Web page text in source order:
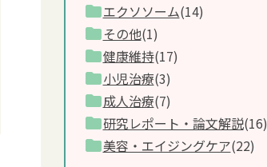
エクソソーム(14)
その他(1)
健康維持(17)
小児治療(3)
成人治療(7)
研究レポート・論文解説(16)
美容・エイジングケア(22)